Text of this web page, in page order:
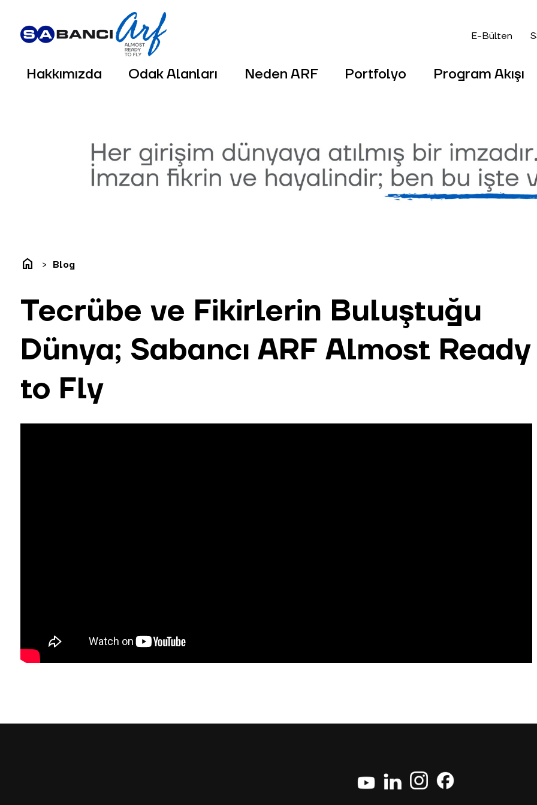
E-Bülten
Hakkımızda Odak Alanları Neden ARF Portfolyo Program Akışı
home Blog
Tecrübe ve Fikirlerin Buluştuğu
Dünya; Sabancı ARF Almost Ready
to Fly